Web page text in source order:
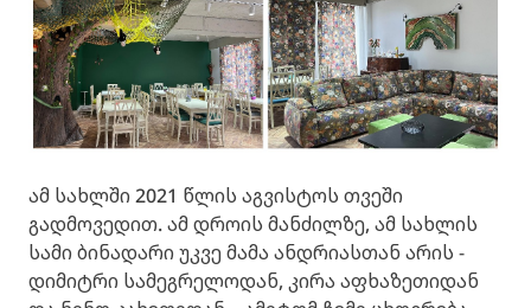
ამ სახლში 2021 წლის აგვისტოს თვეში
გადმოვედით. ამ დროის მანძილზე, ამ სახლის
სამი ბინადარი უკვე მამა ანდრიასთან არის -
დიმიტრი სამეგრელოდან, კირა აფხაზეთიდან